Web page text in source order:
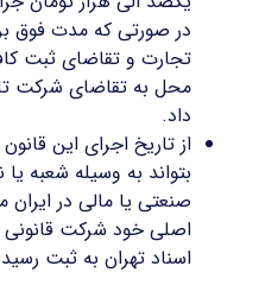
در صورتی که مدت فوق
تجارت و تقاضای ثبت
محل به تقاضای شرکت
داد.
از تاریخ اجرای این
بتواند به وسیله شعبه یا
صنعتی یا مالی در ایران
اصلی خود شرکت قانونی
اسناد تهران به ثبت